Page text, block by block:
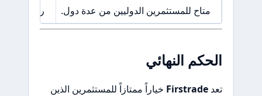
متاح للمستثمرين الدوليين من عدة دول. رسوم 19.95 دولار للتداول عبر الهاتف.
الحكم النهائي
تعدFirstrade خياراً ممتازاً للمستثمرين الذين